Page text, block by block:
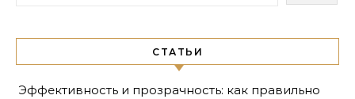
СТАТЬИ
Эффективность и прозрачность: как правильно